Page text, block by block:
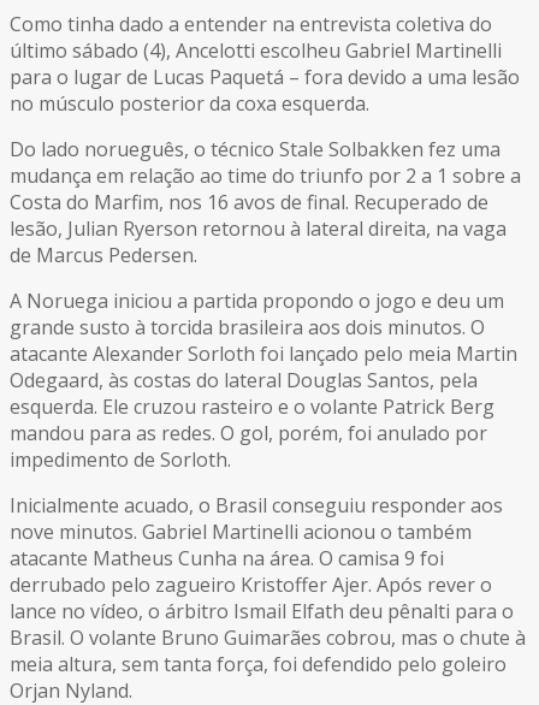
Como tinha dado a entender na entrevista coletiva do
último sábado (4), Ancelotti escolheu Gabriel Martinelli
para o lugar de Lucas Paquetá – fora devido a uma lesão
no músculo posterior da coxa esquerda.
Do lado norueguês, o técnico Stale Solbakken fez uma
mudança em relação ao time do triunfo por 2 a 1 sobre a
Costa do Marfim, nos 16 avos de final. Recuperado de
lesão, Julian Ryerson retornou à lateral direita, na vaga
de Marcus Pedersen.
A Noruega iniciou a partida propondo o jogo e deu um
grande susto à torcida brasileira aos dois minutos. O
atacante Alexander Sorloth foi lançado pelo meia Martin
Odegaard, às costas do lateral Douglas Santos, pela
esquerda. Ele cruzou rasteiro e o volante Patrick Berg
mandou para as redes. O gol, porém, foi anulado por
impedimento de Sorloth.
Inicialmente acuado, o Brasil conseguiu responder aos
nove minutos. Gabriel Martinelli acionou o também
atacante Matheus Cunha na área. O camisa 9 foi
derrubado pelo zagueiro Kristoffer Ajer. Após rever o
lance no vídeo, o árbitro Ismail Elfath deu pênalti para o
Brasil. O volante Bruno Guimarães cobrou, mas o chute à
meia altura, sem tanta força, foi defendido pelo goleiro
Orjan Nyland.